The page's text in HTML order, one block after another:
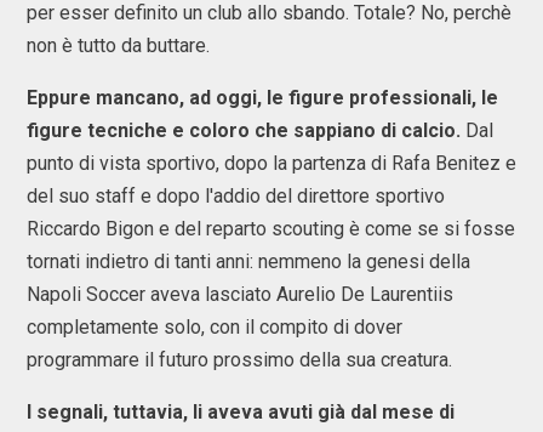
per esser definito un club allo sbando. Totale? No, perchè
non è tutto da buttare.
Eppure mancano, ad oggi, le figure professionali, le
figure tecniche e coloro che sappiano di calcio. Dal
punto di vista sportivo, dopo la partenza di Rafa Benitez e
del suo staff e dopo l'addio del direttore sportivo
Riccardo Bigon e del reparto scouting è come se si fosse
tornati indietro di tanti anni: nemmeno la genesi della
Napoli Soccer aveva lasciato Aurelio De Laurentiis
completamente solo, con il compito di dover
programmare il futuro prossimo della sua creatura.
I segnali, tuttavia, li aveva avuti già dal mese di